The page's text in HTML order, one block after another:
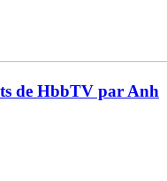
de HbbTV par Anh